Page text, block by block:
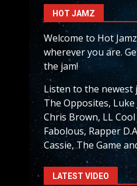
HOT JAMZ
Welcome to Hot
wherever you are.
the jam!
Listen to the newest
The Opposites, Luke
Chris Brown, LL
Fabolous, Rapper
Cassie, The Game
LATEST VIDEO